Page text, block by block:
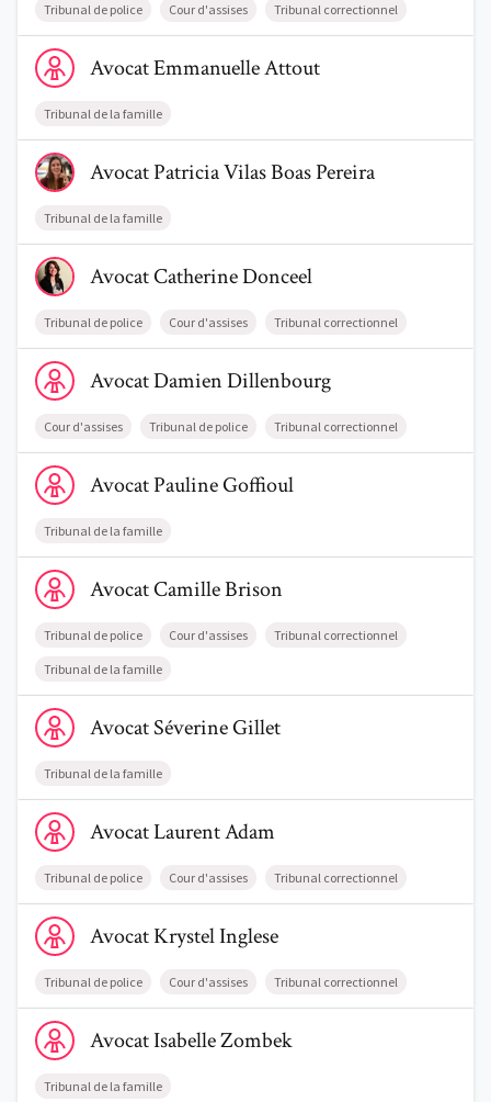
Blog
Comment nous vous aidons
Une start-up 100% indépendante
Tribunal de police Cour d'assises Tribunal correctionnel
Voir le profil de AvocatEmmanuelle Attout
AvocatEmmanuelleAttout
Tribunal de la famille
Voir le profil de AvocatPatricia Vilas Boas Pereira
AvocatPatriciaVilas Boas Pereira
Tribunal de la famille
Voir le profil de AvocatCatherine Donceel
AvocatCatherineDonceel
Tribunal de police Cour d'assises Tribunal correctionnel
Voir le profil de AvocatDamien Dillenbourg
AvocatDamienDillenbourg
Cour d'assises Tribunal de police Tribunal correctionnel
Voir le profil de AvocatPauline Goffioul
AvocatPaulineGoffioul
Tribunal de la famille
Voir le profil de AvocatCamille Brison
AvocatCamilleBrison
Tribunal de police Cour d'assises Tribunal correctionnel
Tribunal de la famille
Voir le profil de AvocatSéverine Gillet
AvocatSéverineGillet
Tribunal de la famille
Voir le profil de AvocatLaurent Adam
AvocatLaurentAdam
Tribunal de police Cour d'assises Tribunal correctionnel
Voir le profil de AvocatKrystel Inglese
AvocatKrystelInglese
Tribunal de police Cour d'assises Tribunal correctionnel
Voir le profil de AvocatIsabelle Zombek
AvocatIsabelleZombek
Tribunal de la famille